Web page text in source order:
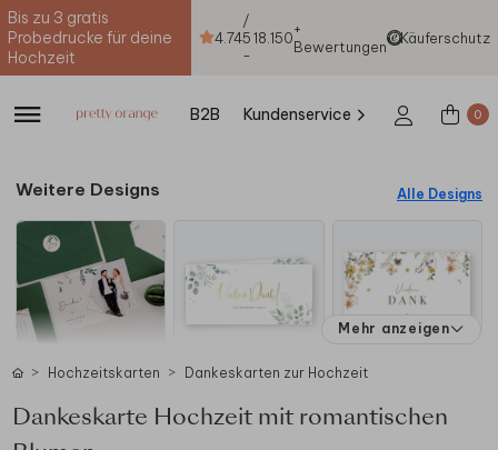
Bis zu 3 gratis
Probedrucke für deine
Hochzeit
4.74
/
5
-
18.150+
Bewertungen
Käuferschutz
B2B Kundenservice 0
Weitere Designs Alle Designs
Mehr anzeigen
Hochzeitskarten Dankeskarten zur Hochzeit
Dankeskarte Hochzeit mit romantischen